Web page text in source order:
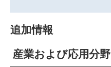
追加情報
産業および応用分野